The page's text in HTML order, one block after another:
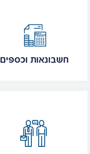
חשבונאות וכספים